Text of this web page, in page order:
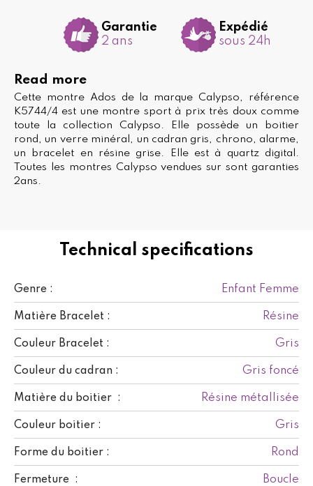
Technical specifications
Genre : Enfant Femme
Matière Bracelet : Résine
Couleur Bracelet : Gris
Couleur du cadran : Gris foncé
Matière du boitier : Résine métallisée
Couleur boitier : Gris
Forme du boitier : Rond
Fermeture : Boucle
Garantie
2 ans
Expédié
sous 24h
Read more
Cette montre Ados de la marque Calypso, référence
K5744/4 est une montre sport à prix très doux comme
toute la collection Calypso. Elle possède un boitier
rond, un verre minéral, un cadran gris, chrono, alarme,
un bracelet en résine grise. Elle est à quartz digital.
Toutes les montres Calypso vendues sur sont garanties
2ans.